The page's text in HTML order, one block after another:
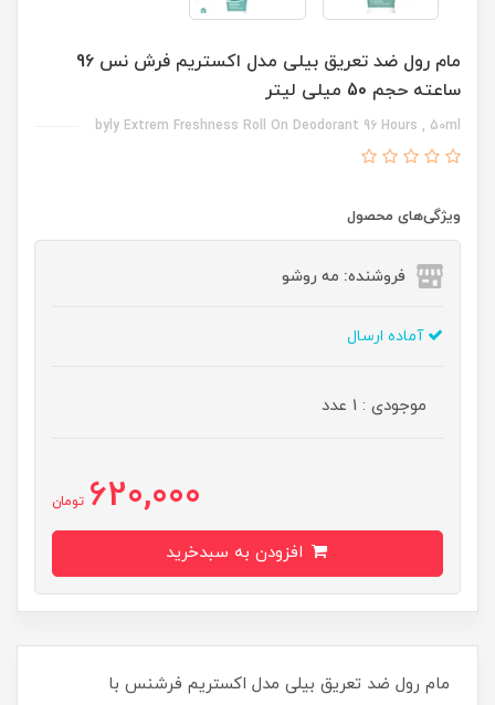
مام رول ضد تعریق بیلی مدل اکستریم فرش نس 96
ساعته حجم 50 میلی لیتر
byly Extrem Freshness Roll On Deodorant 96 Hours , 50ml
ویژگی‌های محصول
فروشنده: مه رو‌شو
آماده ارسال
موجودی : 1 عدد
620,000 تومان
مام رول ضد تعریق بیلی مدل اکستریم فرشنس با